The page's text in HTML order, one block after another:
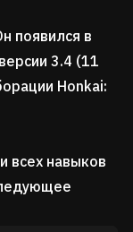
появился в
3.4 (11
Honkai:
всех навыков